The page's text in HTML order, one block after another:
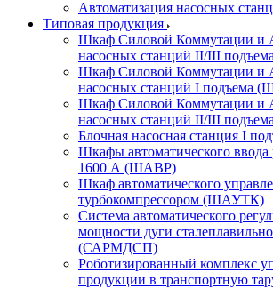
Автоматизация насосных
Типовая продукция
Шкаф Силовой Коммутации и
насосных станций II/III
Шкаф Силовой Коммутации и
насосных станций I подъема
Шкаф Силовой Коммутации и
насосных станций II/III
Блочная насосная станция I
Шкафы автоматического ввода
1600 А (ШАВР)
Шкаф автоматического
турбокомпрессором (ШАУТК)
Система автоматического
мощности дуги
(САРМДСП)
Роботизированный комплекс
продукции в транспортную